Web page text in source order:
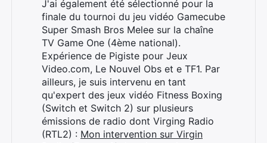
J'ai également été sélectionné pour la
finale du tournoi du jeu vidéo Gamecube
Super Smash Bros Melee sur la chaîne
TV Game One (4ème national).
Expérience de Pigiste pour Jeux
Video.com, Le Nouvel Obs et e TF1. Par
ailleurs, je suis intervenu en tant
qu'expert des jeux vidéo Fitness Boxing
(Switch et Switch 2) sur plusieurs
émissions de radio dont Virging Radio
(RTL2) : Mon intervention sur Virgin